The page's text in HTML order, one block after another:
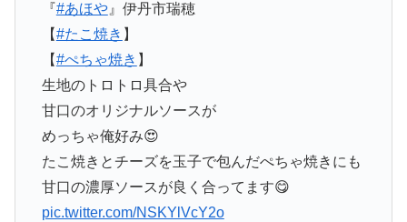
『#あほや』伊丹市瑞穂
【#たこ焼き 】
【#ぺちゃ焼き 】
生地のトロトロ具合や
甘口のオリジナルソースが
めっちゃ俺好み😍
たこ焼きとチーズを玉子で包んだぺちゃ焼きにも
甘口の濃厚ソースが良く合ってます😋
pic.twitter.com/NSKYlVcY2o